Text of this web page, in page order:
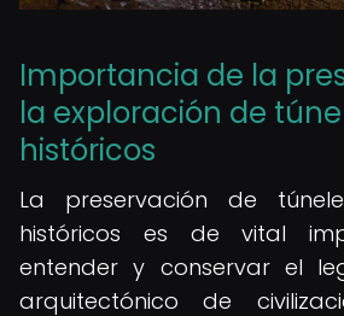
Importancia de la
la exploración de
históricos
La preservación de
históricos es de vital
entender y conservar el
arquitectónico de